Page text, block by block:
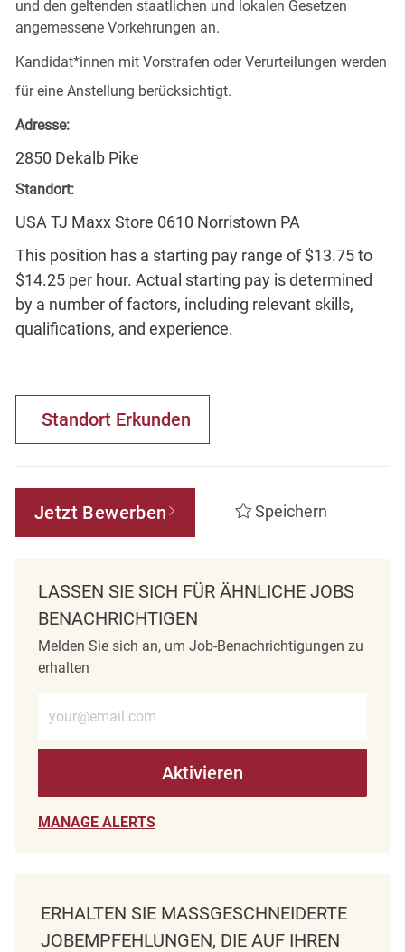
und den geltenden staatlichen und lokalen Gesetzen
angemessene Vorkehrungen an.
Kandidat*innen mit Vorstrafen oder Verurteilungen werden
für eine Anstellung berücksichtigt.
Adresse:
2850 Dekalb Pike
Standort:
USA TJ Maxx Store 0610 Norristown PA
This position has a starting pay range of $13.75 to
$14.25 per hour. Actual starting pay is determined
by a number of factors, including relevant skills,
qualifications, and experience.
Standort Erkunden
Jetzt Bewerben Speichern
LASSEN SIE SICH FÜR ÄHNLICHE JOBS
BENACHRICHTIGEN
Melden Sie sich an, um Job-Benachrichtigungen zu
erhalten
Aktivieren
MANAGE ALERTS
ERHALTEN SIE MASSGESCHNEIDERTE J
OBEMPFEHLUNGEN, DIE AUF IHREN I